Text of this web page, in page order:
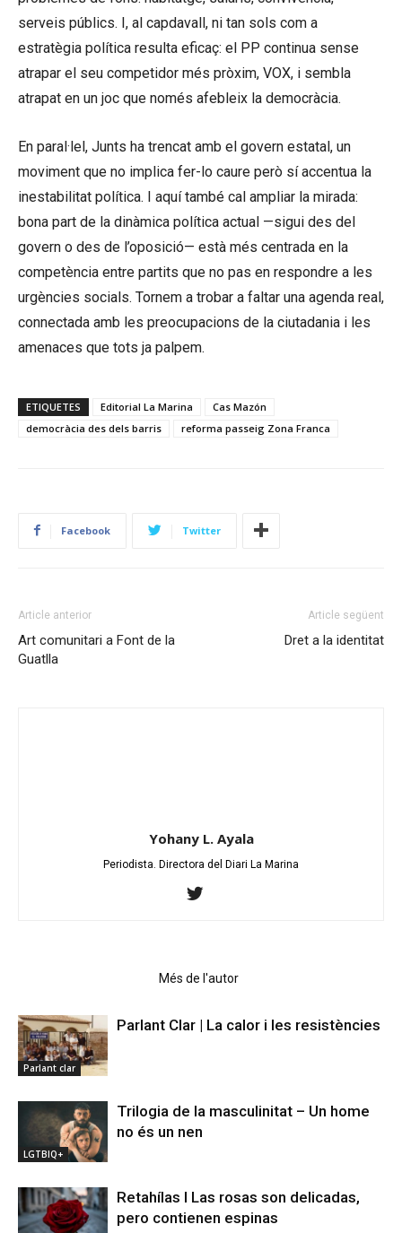
serveis públics. I, al capdavall, ni tan sols com a
estratègia política resulta eficaç: el PP continua sense
atrapar el seu competidor més pròxim, VOX, i sembla
atrapat en un joc que només afebleix la democràcia.
En paral·lel, Junts ha trencat amb el govern estatal, un
moviment que no implica fer-lo caure però sí accentua la
inestabilitat política. I aquí també cal ampliar la mirada:
bona part de la dinàmica política actual —sigui des del
govern o des de l’oposició— està més centrada en la
competència entre partits que no pas en respondre a les
urgències socials. Tornem a trobar a faltar una agenda real,
connectada amb les preocupacions de la ciutadania i les
amenaces que tots ja palpem.
ETIQUETES Editorial La Marina
Cas Mazón
democràcia des dels barris
reforma passeig Zona Franca
Facebook Twitter
Article anterior
Art comunitari a Font de la
Guatlla
Article següent
Dret a la identitat
Yohany L. Ayala
Periodista. Directora del Diari La Marina
Més de l'autor
Parlant clar
Parlant Clar | La calor i les resistències
LGTBIQ+
Trilogia de la masculinitat – Un home
no és un nen
Retahílas l Las rosas son delicadas,
pero contienen espinas